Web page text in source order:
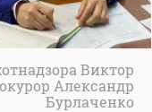
Виктор
Александр
Бурлаченко